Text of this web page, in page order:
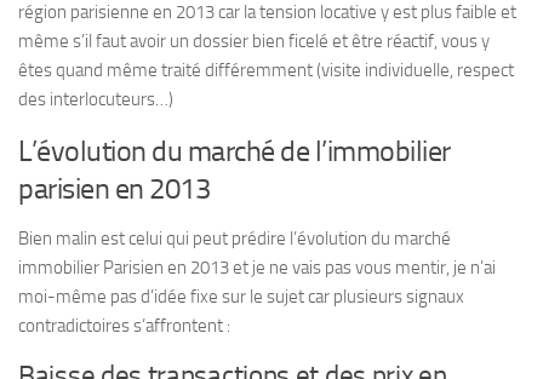
région parisienne en 2013 car la tension locative y est plus faible et
même s’il faut avoir un dossier bien ficelé et être réactif, vous y
êtes quand même traité différemment (visite individuelle, respect
des interlocuteurs…)
L’évolution du marché de l’immobilier
parisien en 2013
Bien malin est celui qui peut prédire l’évolution du marché
immobilier Parisien en 2013 et je ne vais pas vous mentir, je n’ai
moi-même pas d’idée fixe sur le sujet car plusieurs signaux
contradictoires s’affrontent :